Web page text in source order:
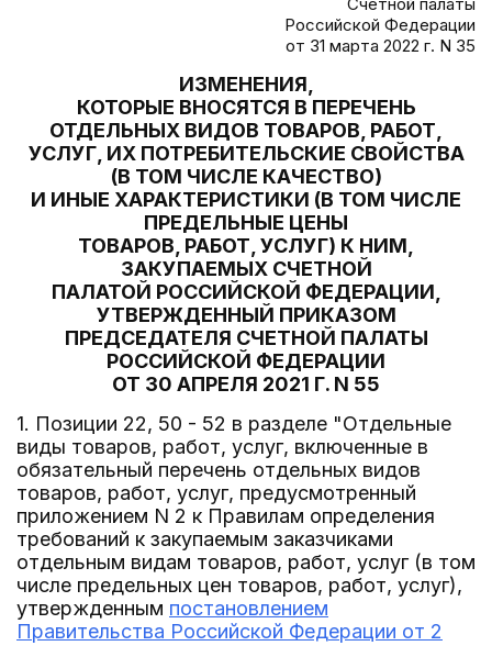
Российской Федерации
от 31 марта 2022 г. N 35
ИЗМЕНЕНИЯ,
КОТОРЫЕ ВНОСЯТСЯ В ПЕРЕЧЕНЬ
ОТДЕЛЬНЫХ ВИДОВ ТОВАРОВ, РАБОТ,
УСЛУГ, ИХ ПОТРЕБИТЕЛЬСКИЕ СВОЙСТВА
(В ТОМ ЧИСЛЕ КАЧЕСТВО)
И ИНЫЕ ХАРАКТЕРИСТИКИ (В ТОМ ЧИСЛЕ
ПРЕДЕЛЬНЫЕ ЦЕНЫ
ТОВАРОВ, РАБОТ, УСЛУГ) К НИМ,
ЗАКУПАЕМЫХ СЧЕТНОЙ
ПАЛАТОЙ РОССИЙСКОЙ ФЕДЕРАЦИИ,
УТВЕРЖДЕННЫЙ ПРИКАЗОМ
ПРЕДСЕДАТЕЛЯ СЧЕТНОЙ ПАЛАТЫ
РОССИЙСКОЙ ФЕДЕРАЦИИ
ОТ 30 АПРЕЛЯ 2021 Г. N 55
1. Позиции 22, 50 - 52 в разделе "Отдельные
виды товаров, работ, услуг, включенные в
обязательный перечень отдельных видов
товаров, работ, услуг, предусмотренный
приложением N 2 к Правилам определения
требований к закупаемым заказчиками
отдельным видам товаров, работ, услуг (в том
числе предельных цен товаров, работ, услуг),
утвержденным постановлением
Правительства Российской Федерации от 2